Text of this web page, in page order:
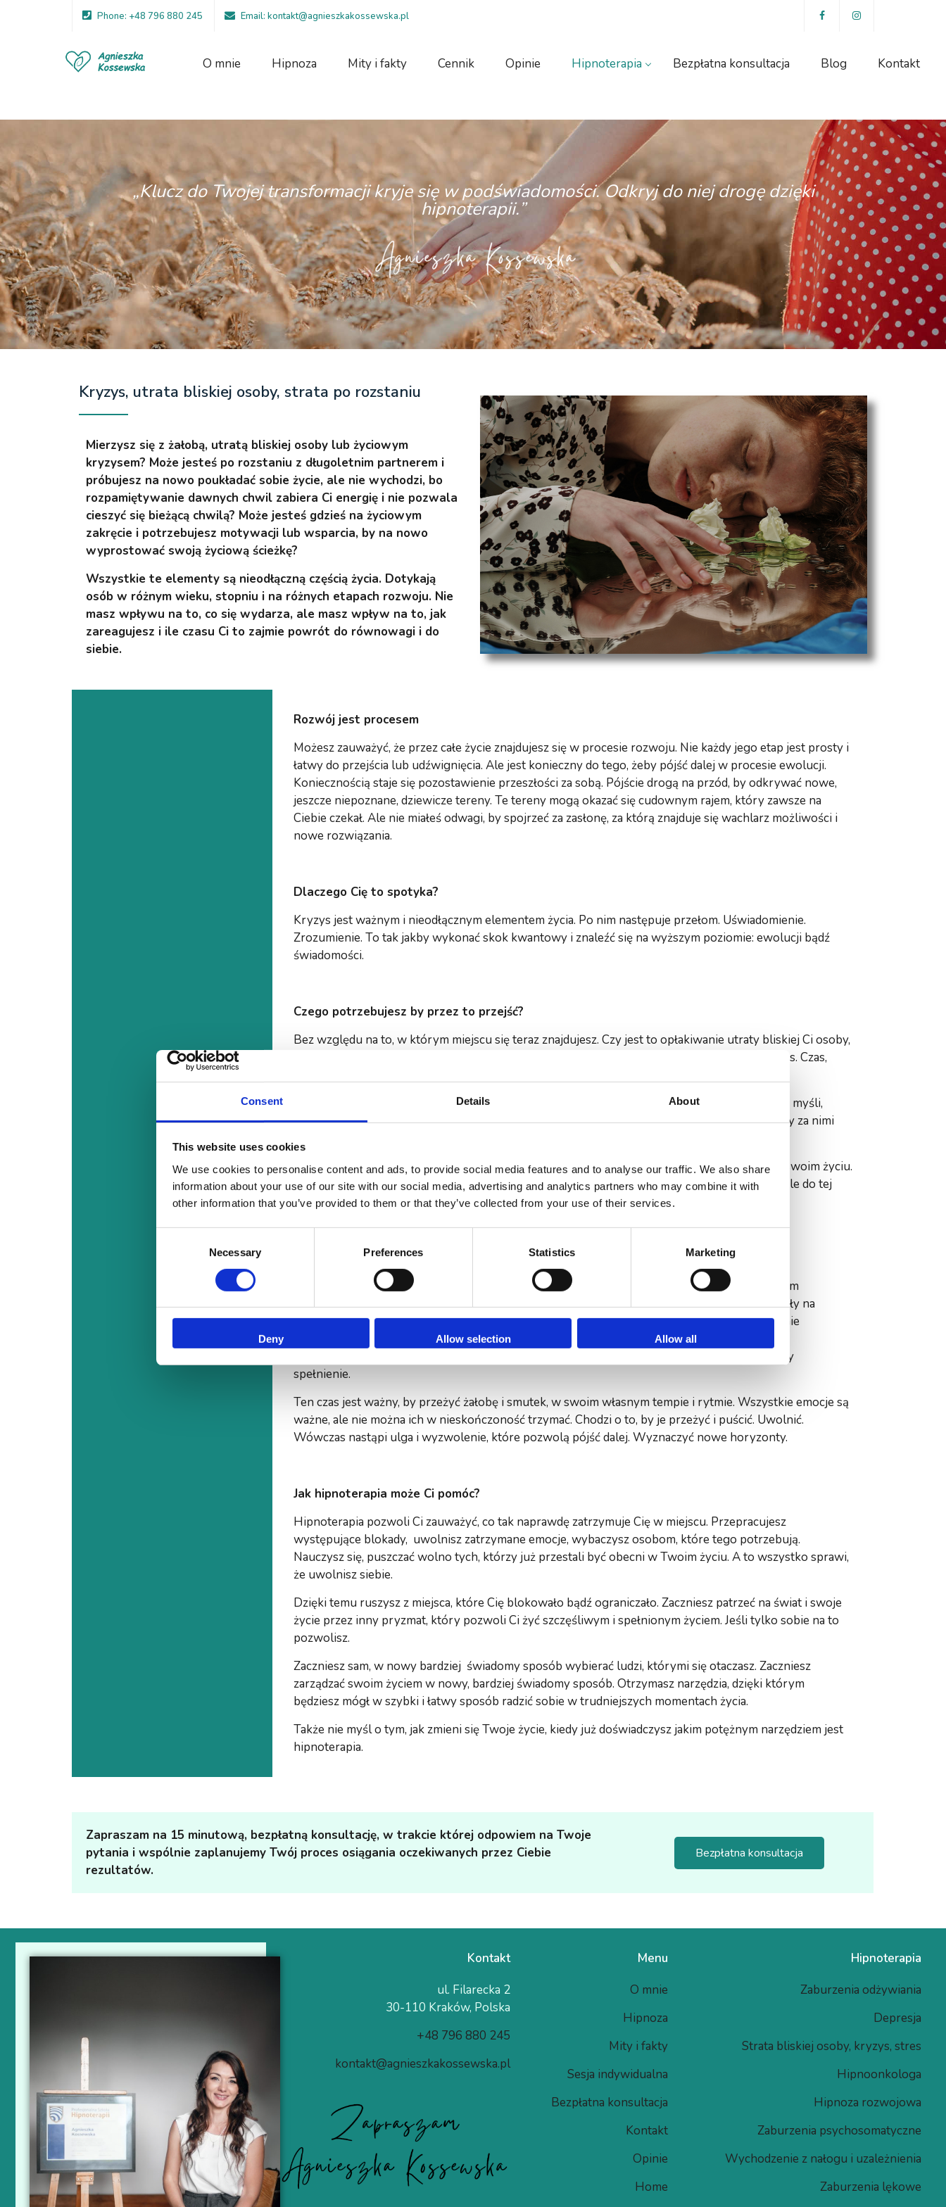
Consent Details About
This website uses cookies
We use cookies to personalise content and ads, to provide social media features and to analyse our traffic. We also share
information about your use of our site with our social media, advertising and analytics partners who may combine it with
other information that you’ve provided to them or that they’ve collected from your use of their services.
Necessary Preferences Statistics Marketing
Deny Allow selection Allow all
Phone: +48 796 880 245 Email: kontakt@agnieszkakossewska.pl
O mnie Hipnoza Mity i fakty Cennik Opinie Hipnoterapia Bezpłatna konsultacja Blog Kontakt
„Klucz do Twojej transformacji kryje się w podświadomości. Odkryj do niej drogę dzięki
hipnoterapii.”
Kryzys, utrata bliskiej osoby, strata po rozstaniu
Mierzysz się z żałobą, utratą bliskiej osoby lub życiowym
kryzysem? Może jesteś po rozstaniu z długoletnim partnerem i
próbujesz na nowo poukładać sobie życie, ale nie wychodzi, bo
rozpamiętywanie dawnych chwil zabiera Ci energię i nie pozwala
cieszyć się bieżącą chwilą? Może jesteś gdzieś na życiowym
zakręcie i potrzebujesz motywacji lub wsparcia, by na nowo
wyprostować swoją życiową ścieżkę?
Wszystkie te elementy są nieodłączną częścią życia. Dotykają
osób w różnym wieku, stopniu i na różnych etapach rozwoju. Nie
masz wpływu na to, co się wydarza, ale masz wpływ na to, jak
zareagujesz i ile czasu Ci to zajmie powrót do równowagi i do
siebie.
Rozwój jest procesem
Możesz zauważyć, że przez całe życie znajdujesz się w procesie rozwoju. Nie każdy jego etap jest prosty i
łatwy do przejścia lub udźwignięcia. Ale jest konieczny do tego, żeby pójść dalej w procesie ewolucji.
Koniecznością staje się pozostawienie przeszłości za sobą. Pójście drogą na przód, by odkrywać nowe,
jeszcze niepoznane, dziewicze tereny. Te tereny mogą okazać się cudownym rajem, który zawsze na
Ciebie czekał. Ale nie miałeś odwagi, by spojrzeć za zasłonę, za którą znajduje się wachlarz możliwości i
nowe rozwiązania.
Dlaczego Cię to spotyka?
Kryzys jest ważnym i nieodłącznym elementem życia. Po nim następuje przełom. Uświadomienie.
Zrozumienie. To tak jakby wykonać skok kwantowy i znaleźć się na wyższym poziomie: ewolucji bądź
świadomości.
Czego potrzebujesz by przez to przejść?
Bez względu na to, w którym miejscu się teraz znajdujesz. Czy jest to opłakiwanie utraty bliskiej Ci osoby,
jesteś po rozstaniu czy przechodzisz życiowy kryzys. W każdym z tych etapów ważny jest czas. Czas,
Jest on potrzebny, by móc zobaczyć gdzie jesteś. Przyglądnąć się sobie z bliska. By rozpoznać myśli,
uczucia i emocje, które kłębią się w Tobie. Zwrócić uwagę na to, jakie niezaspokojone potrzeby za nimi
Przestrzeń, dzięki której będziesz mógł przyjrzeć się temu, jak do tej pory funkcjonowałeś w swoim życiu.
Co warto zmienić. Co ulepszyć. Może zauważysz, że coś nie funkcjonowało w dawnym życiu, ale do tej
pory nie zdawałeś sobie z tego sprawy.
Co blokuje tworzenie dojrzałych relacji?
W tym czasie, możesz przyjrzeć się schematom, przekonaniom, nawykom czy niezaspokojonym
potrzebom które kierowały Twoim życiem. Może to one połączyły Cię z daną osobą i pozwalały na
budowanie związku. Co oznacza, że ten związek mógł nie być do końca dojrzały i miał prawo nie
przetrwać. To jest ten czas i miejsce, by zauważyć te nieużyteczne przekonania i schematy i je
przepracować. Po to, aby budowane nowe relacje mogły być dojrzałe i autentyczne. By dawały
spełnienie.
Ten czas jest ważny, by przeżyć żałobę i smutek, w swoim własnym tempie i rytmie. Wszystkie emocje są
ważne, ale nie można ich w nieskończoność trzymać. Chodzi o to, by je przeżyć i puścić. Uwolnić.
Wówczas nastąpi ulga i wyzwolenie, które pozwolą pójść dalej. Wyznaczyć nowe horyzonty.
Jak hipnoterapia może Ci pomóc?
Hipnoterapia pozwoli Ci zauważyć, co tak naprawdę zatrzymuje Cię w miejscu. Przepracujesz
występujące blokady, uwolnisz zatrzymane emocje, wybaczysz osobom, które tego potrzebują.
Nauczysz się, puszczać wolno tych, którzy już przestali być obecni w Twoim życiu. A to wszystko sprawi,
że uwolnisz siebie.
Dzięki temu ruszysz z miejsca, które Cię blokowało bądź ograniczało. Zaczniesz patrzeć na świat i swoje
życie przez inny pryzmat, który pozwoli Ci żyć szczęśliwym i spełnionym życiem. Jeśli tylko sobie na to
pozwolisz.
Zaczniesz sam, w nowy bardziej świadomy sposób wybierać ludzi, którymi się otaczasz. Zaczniesz
zarządzać swoim życiem w nowy, bardziej świadomy sposób. Otrzymasz narzędzia, dzięki którym
będziesz mógł w szybki i łatwy sposób radzić sobie w trudniejszych momentach życia.
Także nie myśl o tym, jak zmieni się Twoje życie, kiedy już doświadczysz jakim potężnym narzędziem jest
hipnoterapia.
Zapraszam na 15 minutową, bezpłatną konsultację, w trakcie której odpowiem na Twoje
pytania i wspólnie zaplanujemy Twój proces osiągania oczekiwanych przez Ciebie
rezultatów.
Bezpłatna konsultacja
Kontakt
ul. Filarecka 2
30-110 Kraków, Polska
+48 796 880 245
kontakt@agnieszkakossewska.pl
Menu
O mnie
Hipnoza
Mity i fakty
Sesja indywidualna
Bezpłatna konsultacja
Kontakt
Opinie
Home
Hipnoterapia
Zaburzenia odżywiania
Depresja
Strata bliskiej osoby, kryzys, stres
Hipnoonkologa
Hipnoza rozwojowa​
Zaburzenia psychosomatyczne
Wychodzenie z nałogu i uzależnienia
Zaburzenia lękowe